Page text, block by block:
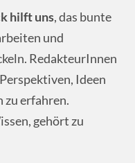
hilft uns, das bunte
und
RedakteurInnen
Ideen
zu erfahren.
gehört zu